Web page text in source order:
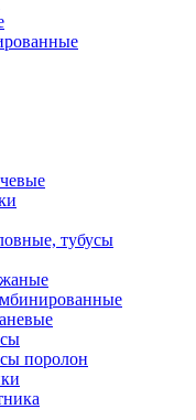
тубусы
поролон